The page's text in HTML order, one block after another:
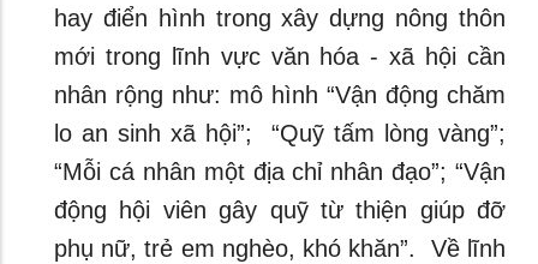
hay điển hình trong xây dựng nông thôn
mới trong lĩnh vực văn hóa - xã hội cần
nhân rộng như: mô hình “Vận động chăm
lo an sinh xã hội”; “Quỹ tấm lòng vàng”;
“Mỗi cá nhân một địa chỉ nhân đạo”; “Vận
động hội viên gây quỹ từ thiện giúp đỡ
phụ nữ, trẻ em nghèo, khó khăn”. Về lĩnh